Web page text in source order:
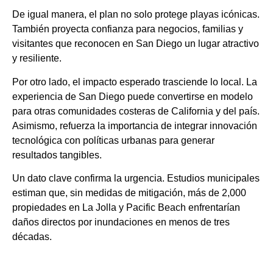
De igual manera, el plan no solo protege playas icónicas.
También proyecta confianza para negocios, familias y
visitantes que reconocen en San Diego un lugar atractivo
y resiliente.
Por otro lado, el impacto esperado trasciende lo local. La
experiencia de San Diego puede convertirse en modelo
para otras comunidades costeras de California y del país.
Asimismo, refuerza la importancia de integrar innovación
tecnológica con políticas urbanas para generar
resultados tangibles.
Un dato clave confirma la urgencia. Estudios municipales
estiman que, sin medidas de mitigación, más de 2,000
propiedades en La Jolla y Pacific Beach enfrentarían
daños directos por inundaciones en menos de tres
décadas.